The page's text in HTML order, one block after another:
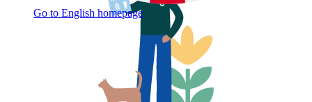
Go to English homepage